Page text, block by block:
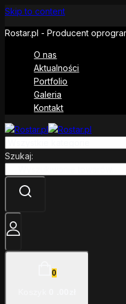
Skip to content
Rostar.pl - Producent
O nas
Aktualności
Portfolio
Galeria
Kontakt
Szukaj:
0